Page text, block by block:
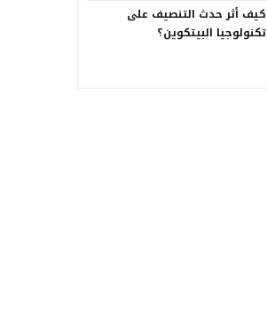
كيف أثر حدث التنصيف على
تكنولوجيا البيتكوين؟